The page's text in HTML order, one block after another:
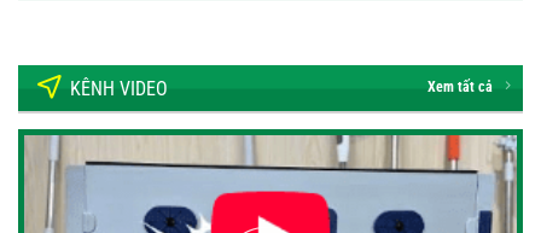
2.650.000 ₫.
KÊNH VIDEO Xem tất cả